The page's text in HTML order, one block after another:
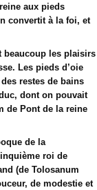
aux pieds
convertit à la foi, et
beaucoup les plaisirs
Les pieds d’oie
restes de bains
dont on pouvait
de Pont de la reine
de la
roi de
(de Tolosanum
de modestie et